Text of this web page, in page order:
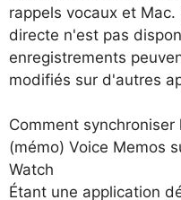
rappels vocaux et
directe n'est pas
enregistrements
modifiés sur d'autres
Comment
(mémo) Voice Memos
Watch
Étant une application